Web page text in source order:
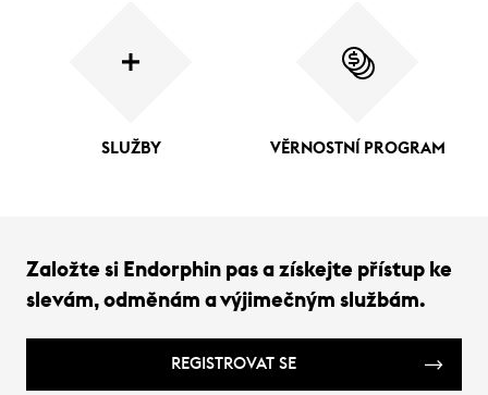
SLUŽBY VĚRNOSTNÍ PROGRAM
Založte si Endorphin pas a získejte přístup ke
slevám, odměnám a výjimečným službám.
REGISTROVAT SE